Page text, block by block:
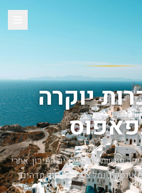
יוקרה
פוגשת את יופי הים התיכון. אתרי
נמל ציורי וקו חוף מדהים.